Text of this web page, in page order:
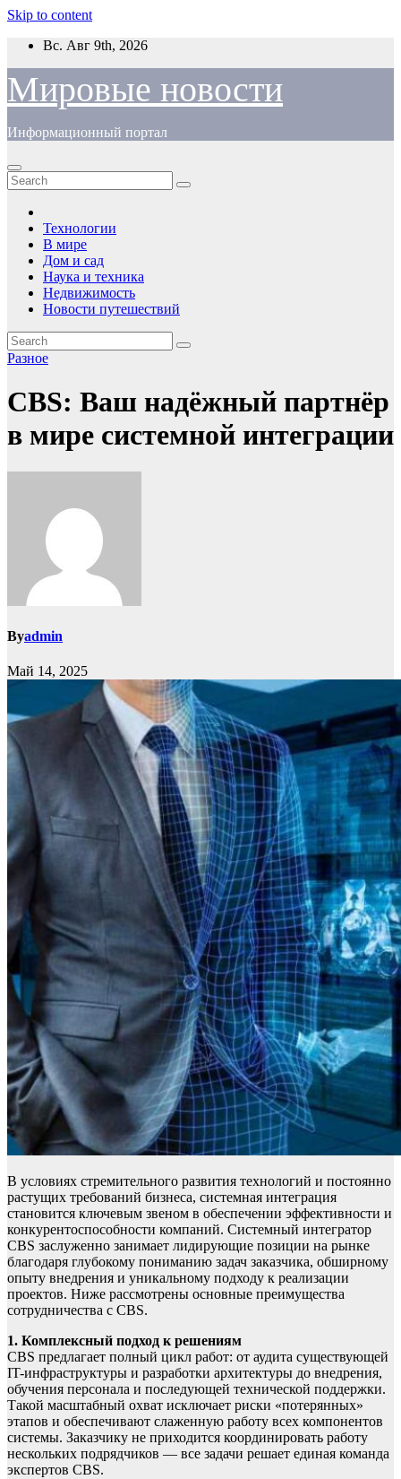
Skip to content
Вс. Авг 9th, 2026
Мировые новости
Информационный портал
Технологии
В мире
Дом и сад
Наука и техника
Недвижимость
Новости путешествий
Разное
CBS: Ваш надёжный партнёр
в мире системной интеграции
Byadmin
Май 14, 2025
В условиях стремительного развития технологий и постоянно
растущих требований бизнеса, системная интеграция
становится ключевым звеном в обеспечении эффективности и
конкурентоспособности компаний. Системный интегратор
CBS заслуженно занимает лидирующие позиции на рынке
благодаря глубокому пониманию задач заказчика, обширному
опыту внедрения и уникальному подходу к реализации
проектов. Ниже рассмотрены основные преимущества
сотрудничества с CBS.
1. Комплексный подход к решениям
CBS предлагает полный цикл работ: от аудита существующей
IT-инфраструктуры и разработки архитектуры до внедрения,
обучения персонала и последующей технической поддержки.
Такой масштабный охват исключает риски «потерянных»
этапов и обеспечивают слаженную работу всех компонентов
системы. Заказчику не приходится координировать работу
нескольких подрядчиков — все задачи решает единая команда
экспертов CBS.